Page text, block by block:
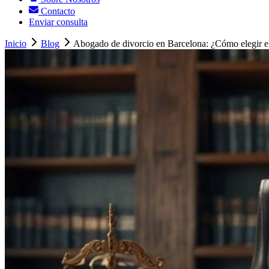
Contacto
Enviar consulta
Inicio Blog Abogado de divorcio en Barcelona: ¿Cómo elegir